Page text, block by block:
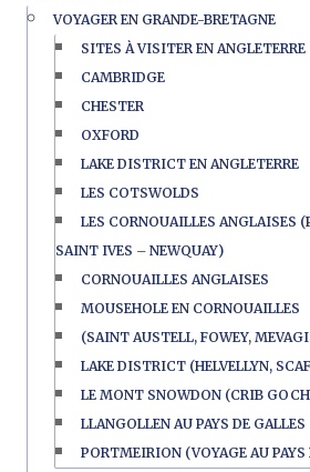
VOYAGER EN GRANDE-BRETAGNE
SITES À VISITER EN ANGLETERRE
CAMBRIDGE
CHESTER
OXFORD
LAKE DISTRICT EN ANGLETERRE
LES COTSWOLDS
LES CORNOUAILLES ANGLAISES
SAINT IVES – NEWQUAY)
CORNOUAILLES ANGLAISES
MOUSEHOLE EN CORNOUAILLES
(SAINT AUSTELL, FOWEY,
LAKE DISTRICT (HELVELLYN,
LE MONT SNOWDON (CRIB
LLANGOLLEN AU PAYS DE GALLES
PORTMEIRION (VOYAGE AU PAYS